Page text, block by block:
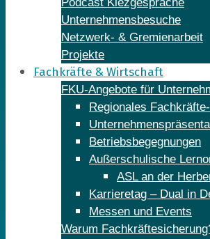
Podcast Kiezgespräche
Unternehmensbesuche
Netzwerk- & Gremienarbeit
Projekte
Fachkräfte & Wirtschaft
FKU-Angebote für
Regionales
Betriebsbegegnungen
Außerschulische
ASL an der
Karrieretag – Dual in
Messen und Events
Warum